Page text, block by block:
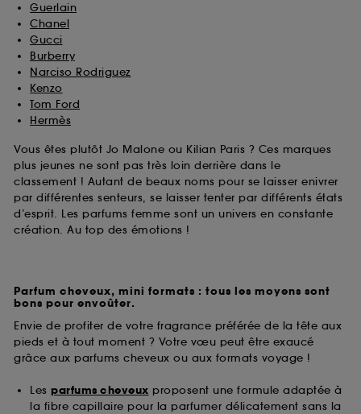
Guerlain
Chanel
Gucci
Burberry
Narciso Rodriguez
Kenzo
Tom Ford
Hermès
Vous êtes plutôt Jo Malone ou Kilian Paris ? Ces marques
plus jeunes ne sont pas très loin derrière dans le
classement ! Autant de beaux noms pour se laisser enivrer
par différentes senteurs, se laisser tenter par différents états
d’esprit. Les parfums femme sont un univers en constante
création. Au top des émotions !
Parfum cheveux, mini formats : tous les moyens sont
bons pour envoûter.
Envie de profiter de votre fragrance préférée de la tête aux
pieds et à tout moment ? Votre vœu peut être exaucé
grâce aux parfums cheveux ou aux formats voyage !
Les parfums cheveux proposent une formule adaptée à
la fibre capillaire pour la parfumer délicatement sans la